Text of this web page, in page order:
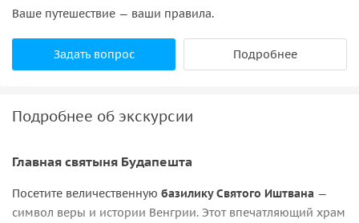
Ваше путешествие — ваши правила.
Задать вопрос Подробнее
Подробнее об экскурсии
Главная святыня Будапешта
Посетите величественную базилику Святого Иштвана —
символ веры и истории Венгрии. Этот впечатляющий храм